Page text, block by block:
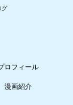
グ
ロフィール
漫画紹介